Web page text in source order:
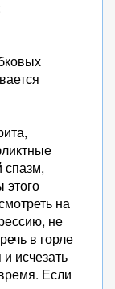
этого
на
не
в горле
исчезать
Если